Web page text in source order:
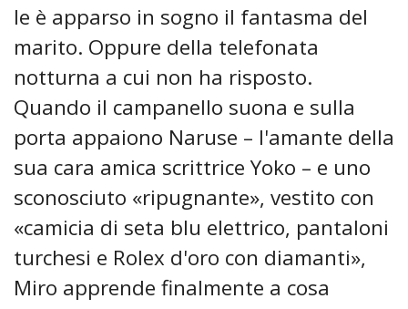
le è apparso in sogno il fantasma del
marito. Oppure della telefonata
notturna a cui non ha risposto.
Quando il campanello suona e sulla
porta appaiono Naruse – l'amante della
sua cara amica scrittrice Yoko – e uno
sconosciuto «ripugnante», vestito con
«camicia di seta blu elettrico, pantaloni
turchesi e Rolex d'oro con diamanti»,
Miro apprende finalmente a cosa